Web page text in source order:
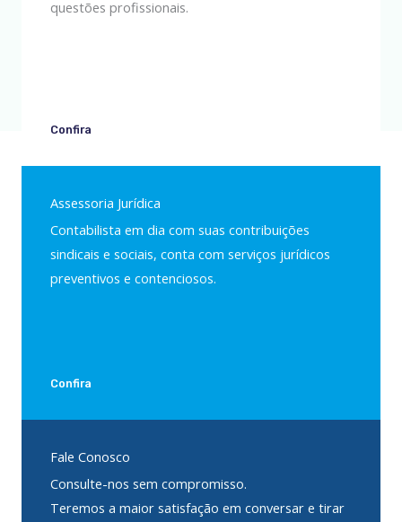
questões profissionais.
Confira
Assessoria Jurídica
Contabilista em dia com suas contribuições
sindicais e sociais, conta com serviços jurídicos
preventivos e contenciosos.
Confira
Fale Conosco
Consulte-nos sem compromisso.
Teremos a maior satisfação em conversar e tirar